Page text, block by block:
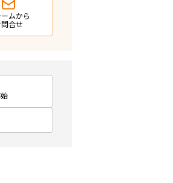
ムから
問合せ